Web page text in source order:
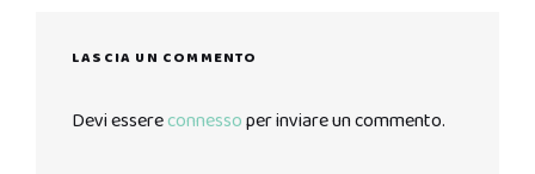
LASCIA UN COMMENTO
Devi essereconnessoper inviare un commento.